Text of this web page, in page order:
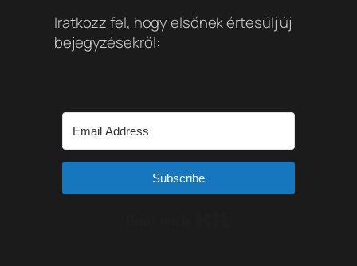
Iratkozz fel, hogy elsőnek értesülj új
bejegyzésekről:
Subscribe